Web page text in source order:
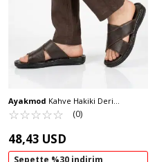
Ayakmod Kahve Hakiki Deri
Yumuşak Taban Erkek Terlik 8523 M
☆☆☆☆☆
★★★★★ (0)
48,43 USD
Sepette %30 indirim